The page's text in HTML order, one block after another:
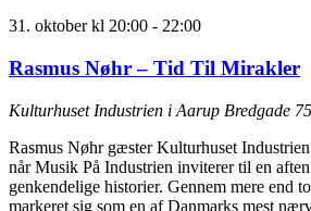
31. oktober kl 20:00 - 22:00
Rasmus Nøhr – Tid Til Mirakler
Kulturhuset Industrien i Aarup Bredgade
Rasmus Nøhr gæster Kulturhuset
når Musik På Industrien inviterer til en
genkendelige historier. Gennem mere end
markeret sig som en af Danmarks mest